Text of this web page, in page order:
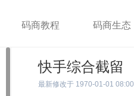
码商教程 码商生态
快手综合截留
最新修改于 1970-01-01 08:00